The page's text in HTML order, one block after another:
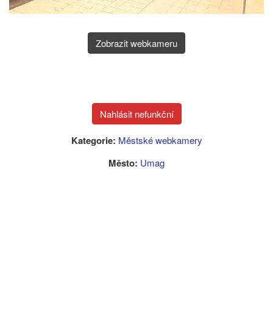
Zobrazit webkameru
Kategorie: Městské webkamery
Město: Umag